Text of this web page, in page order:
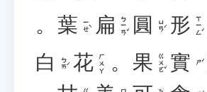
。 葉 ㄧㄝˋ 扁 ㄅㄧㄢˇ 圓 ㄩㄢˊ 形 ㄒㄧㄥˊ
白 ㄅㄞˊ 花 ㄏㄨㄚ 。 果 ㄍㄨㄛˇ 實 ㄕˊ